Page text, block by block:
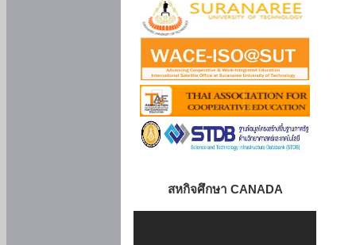
สหกิจศึกษา CANADA